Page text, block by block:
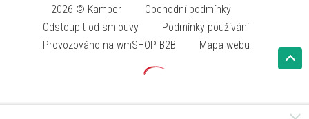
2026 © Kamper
Obchodní podmínky
Odstoupit od smlouvy
Podmínky používání
Provozováno na wmSHOP B2B
Mapa webu